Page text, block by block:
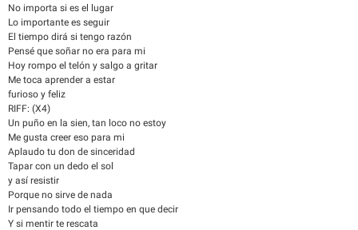
No importa si es el lugar
Lo importante es seguir
El tiempo dirá si tengo razón
Pensé que soñar no era para mi
Hoy rompo el telón y salgo a gritar
Me toca aprender a estar
furioso y feliz
RIFF: (X4)
Un puño en la sien, tan loco no estoy
Me gusta creer eso para mi
Aplaudo tu don de sinceridad
Tapar con un dedo el sol
y así resistir
Porque no sirve de nada
Ir pensando todo el tiempo en que decir
Y si mentir te rescata